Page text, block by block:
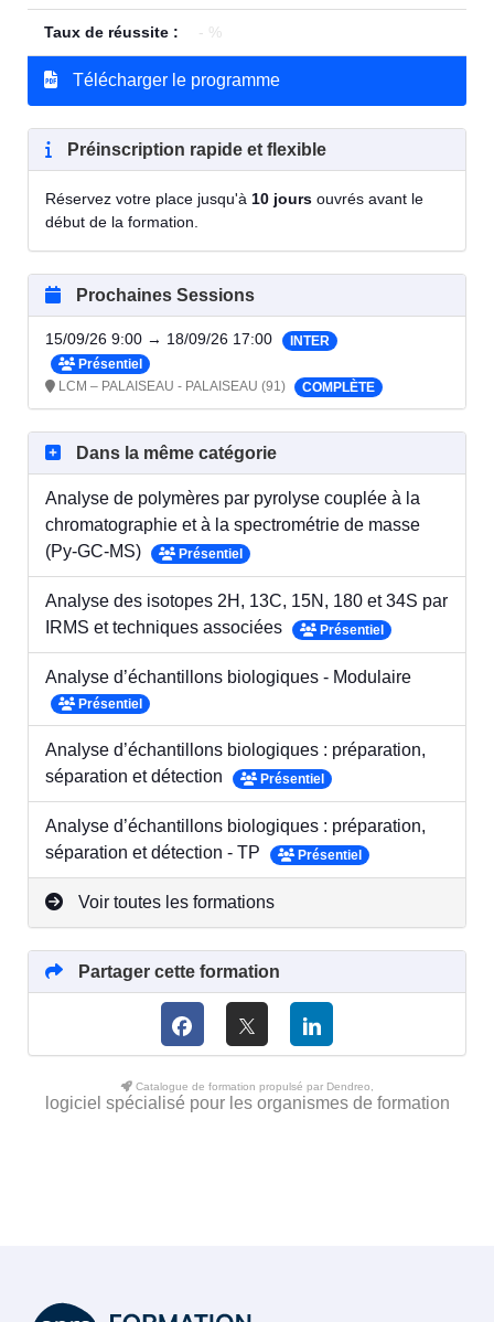
Taux de réussite : - %
Télécharger le programme
Préinscription rapide et flexible
Réservez votre place jusqu'à 10 jours ouvrés avant le
début de la formation.
Prochaines Sessions
15/09/26 9:00 → 18/09/26 17:00
INTER
Présentiel
LCM – PALAISEAU - PALAISEAU (91)
COMPLÈTE
Dans la même catégorie
Analyse de polymères par pyrolyse couplée à la
chromatographie et à la spectrométrie de masse
(Py-GC-MS)
Présentiel
Analyse des isotopes 2H, 13C, 15N, 180 et 34S par
IRMS et techniques associées
Présentiel
Analyse d’échantillons biologiques - Modulaire
Présentiel
Analyse d’échantillons biologiques : préparation,
séparation et détection
Présentiel
Analyse d’échantillons biologiques : préparation,
séparation et détection - TP
Présentiel
Voir toutes les formations
Partager cette formation
Catalogue de formation propulsé par Dendreo,
logiciel spécialisé pour les organismes de formation